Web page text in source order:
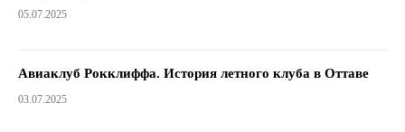
05.07.2025
Авиаклуб Рокклиффа. История летного клуба в Оттаве
03.07.2025